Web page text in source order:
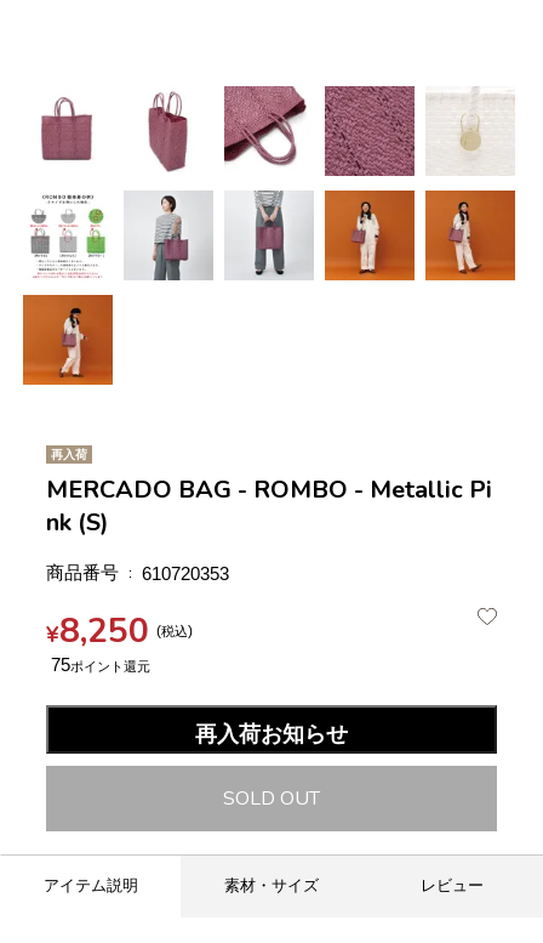
再入荷
MERCADO BAG - ROMBO - Metallic Pi
nk (S)
商品番号 610720353
¥8,250 税込
75
再入荷お知らせ
SOLD OUT
アイテム説明 素材・サイズ レビュー